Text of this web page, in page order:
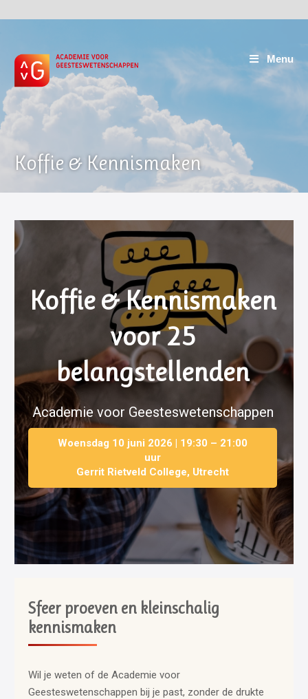
Menu
Koffie & Kennismaken
Koffie & Kennismaken
voor 25
belangstellenden
Academie voor Geesteswetenschappen
Woensdag 10 juni 2026 | 19:30 – 21:00
uur
Gerrit Rietveld College, Utrecht
Sfeer proeven en kleinschalig
kennismaken
Wil je weten of de Academie voor
Geesteswetenschappen bij je past, zonder de drukte